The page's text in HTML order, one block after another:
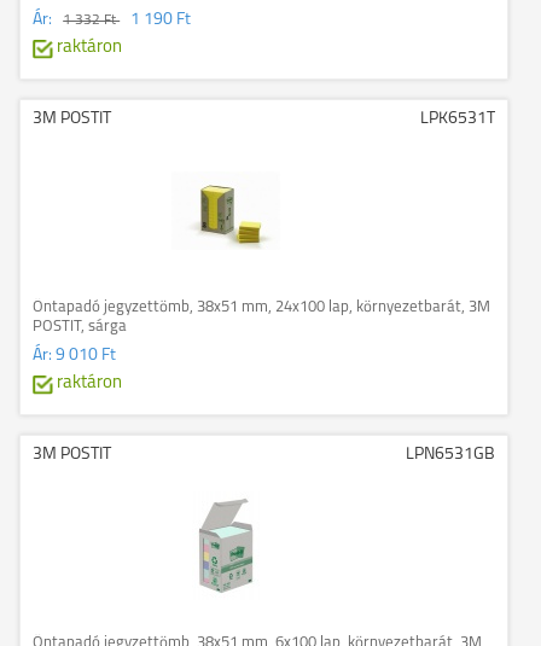
Ár: 1 332 Ft
1 190 Ft
raktáron
3M POSTIT LPK6531T
Öntapadó jegyzettömb, 38x51 mm, 24x100 lap, környezetbarát, 3M
POSTIT, sárga
Ár:9 010 Ft
raktáron
3M POSTIT LPN6531GB